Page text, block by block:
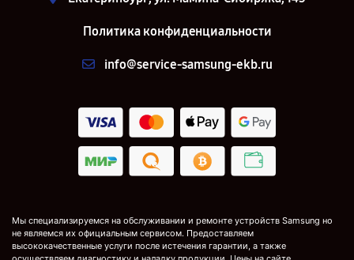
Политика конфиденциальности
info@service-samsung-ekb.ru
Мы специализируемся на обслуживании и ремонте устройств Samsung но
не являемся их официальным сервисом. Предоставляем
высококачественные услуги после истечения гарантии, а также